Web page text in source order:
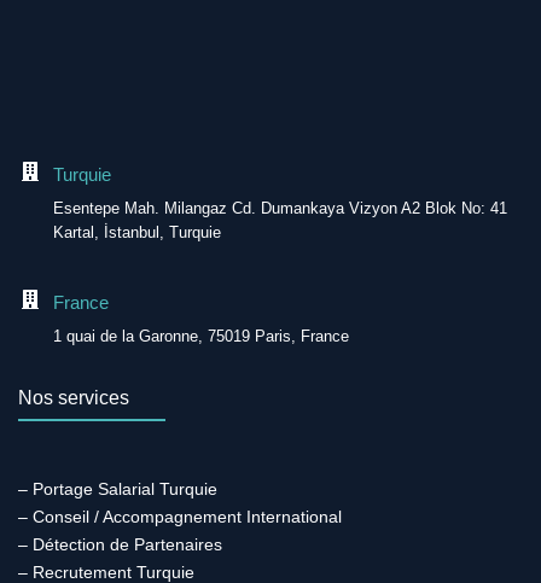
Turquie
Esentepe Mah. Milangaz Cd. Dumankaya Vizyon A2 Blok No: 41
Kartal, İstanbul, Turquie
France
1 quai de la Garonne, 75019 Paris, France
Nos services
– Portage Salarial Turquie
– Conseil / Accompagnement International
– Détection de Partenaires
– Recrutement Turquie